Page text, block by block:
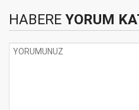
HABERE YORUM